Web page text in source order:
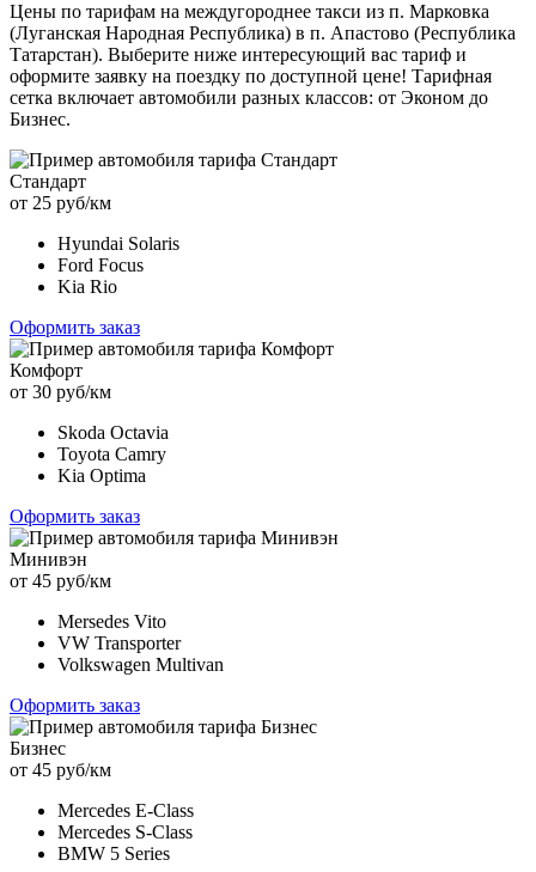
Цены по тарифам на междугороднее такси из п. Марковка
(Луганская Народная Республика) в п. Апастово (Республика
Татарстан). Выберите ниже интересующий вас тариф и
оформите заявку на поездку по доступной цене! Тарифная
сетка включает автомобили разных классов: от Эконом до
Бизнес.
Стандарт
от 25 руб/км
Hyundai Solaris
Ford Focus
Kia Rio
Оформить заказ
Комфорт
от 30 руб/км
Skoda Octavia
Toyota Camry
Kia Optima
Оформить заказ
Минивэн
от 45 руб/км
Mersedes Vito
VW Transporter
Volkswagen Multivan
Оформить заказ
Бизнес
от 45 руб/км
Mercedes E-Class
Mercedes S-Class
BMW 5 Series